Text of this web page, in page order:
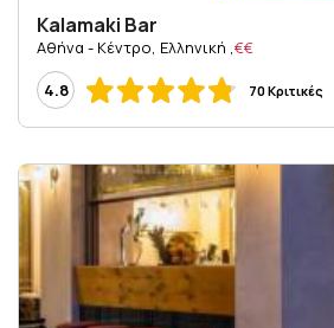
Kalamaki Bar
€€
, Αθήνα - Κέντρο, Ελληνική
4.8
70 Κριτικές